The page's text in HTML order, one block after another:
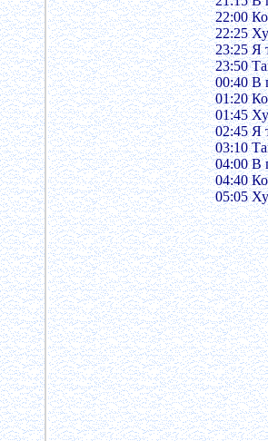
22:00
22:25
23:25 Я
23:50
00:40 В
01:20
01:45
02:45 Я
03:10
04:00 В
04:40
05:05